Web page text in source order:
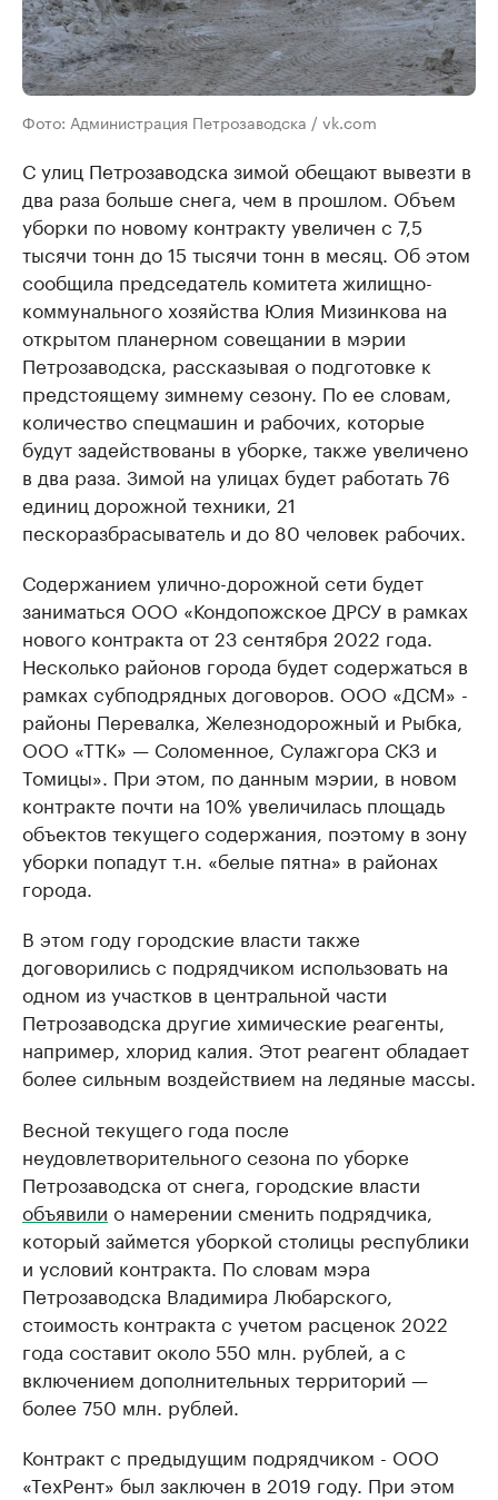
Фото: Администрация Петрозаводска / vk.com
С улиц Петрозаводска зимой обещают вывезти в
два раза больше снега, чем в прошлом. Объем
уборки по новому контракту увеличен с 7,5
тысячи тонн до 15 тысячи тонн в месяц. Об этом
сообщила председатель комитета жилищно-
коммунального хозяйства Юлия Мизинкова на
открытом планерном совещании в мэрии
Петрозаводска, рассказывая о подготовке к
предстоящему зимнему сезону. По ее словам,
количество спецмашин и рабочих, которые
будут задействованы в уборке, также увеличено
в два раза. Зимой на улицах будет работать 76
единиц дорожной техники, 21
пескоразбрасыватель и до 80 человек рабочих.
Содержанием улично-дорожной сети будет
заниматься ООО «Кондопожское ДРСУ в рамках
нового контракта от 23 сентября 2022 года.
Несколько районов города будет содержаться в
рамках субподрядных договоров. ООО «ДСМ» -
районы Перевалка, Железнодорожный и Рыбка,
ООО «ТТК» — Соломенное, Сулажгора СКЗ и
Томицы». При этом, по данным мэрии, в новом
контракте почти на 10% увеличилась площадь
объектов текущего содержания, поэтому в зону
уборки попадут т.н. «белые пятна» в районах
города.
В этом году городские власти также
договорились с подрядчиком использовать на
одном из участков в центральной части
Петрозаводска другие химические реагенты,
например, хлорид калия. Этот реагент обладает
более сильным воздействием на ледяные массы.
Весной текущего года после
неудовлетворительного сезона по уборке
Петрозаводска от снега, городские власти
объявили о намерении сменить подрядчика,
который займется уборкой столицы республики
и условий контракта. По словам мэра
Петрозаводска Владимира Любарского,
стоимость контракта с учетом расценок 2022
года составит около 550 млн. рублей, а с
включением дополнительных территорий —
более 750 млн. рублей.
Контракт с предыдущим подрядчиком - ООО
«ТехРент» был заключен в 2019 году. При этом